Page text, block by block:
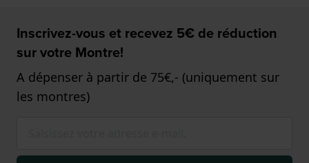
Inscrivez-vous et recevez 5€ de réduction
sur votre Montre!
A dépenser à partir de 75€,- (uniquement sur
les montres)